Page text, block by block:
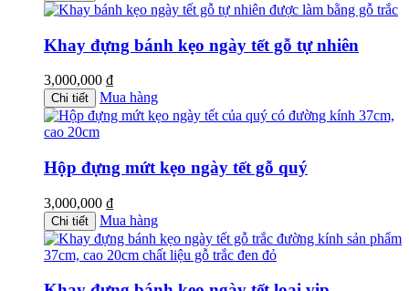
Khay đựng bánh kẹo ngày tết gỗ tự nhiên
3,000,000 ₫
Chi tiết Mua hàng
Hộp đựng mứt kẹo ngày tết gỗ quý
3,000,000 ₫
Chi tiết Mua hàng